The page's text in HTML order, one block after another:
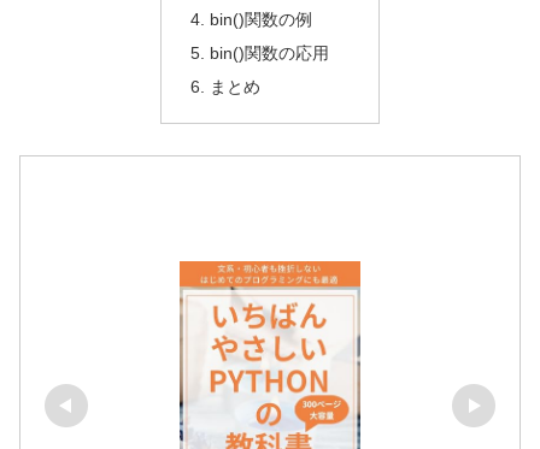
bin()関数の例
bin()関数の応用
まとめ